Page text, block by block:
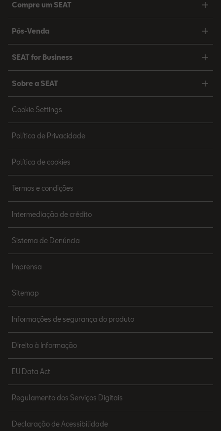
Compre um SEAT
Pós-Venda
SEAT for Business
Sobre a SEAT
Cookie Settings
Política de Privacidade
Política de cookies
Termos e condições
Intermediação de crédito
Sistema de Denúncia
Imprensa
Sitemap
Informações de segurança do produto
Direito à Informação
EU Data Act
Regulamento dos Serviços Digitais
Declaração de Acessibilidade